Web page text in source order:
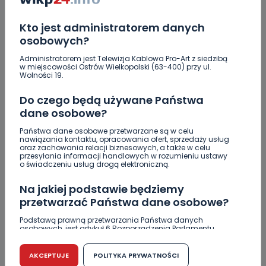
Kto jest administratorem danych
osobowych?
Administratorem jest Telewizja Kablowa Pro-Art z siedzibą
w miejscowości Ostrów Wielkopolski (63-400) przy ul.
Wolności 19.
Do czego będą używane Państwa
dane osobowe?
Państwa dane osobowe przetwarzane są w celu
nawiązania kontaktu, opracowania ofert, sprzedaży usług
oraz zachowania relacji biznesowych, a także w celu
przesyłania informacji handlowych w rozumieniu ustawy
o świadczeniu usług drogą elektroniczną.
Na jakiej podstawie będziemy
przetwarzać Państwa dane osobowe?
Podstawą prawną przetwarzania Państwa danych
osobowych, jest artykuł 6 Rozporządzenia Parlamentu
r. w sprawie ochrony osób fizycznych w związku z
przetwarzaniem danych osobowych w sprawie
swobodnego przepływu takich danych oraz uchylenia
AKCEPTUJE POLITYKA PRYWATNOŚCI
policją
Czysty magnez z potasem – dlaczego warto
zajrzeć do wyników z laboratorium?
Utrudnienia na Ledóchowskiego jeszcze do końca
wakacji
Policja ostrzega: wakacje to raj dla włamywaczy
[WIDEO]
Greg Hancock z wizytą w Ostrowie Wielkopolskim.
Wspiera amerykańskie talenty [WIDEO]
Skomentuj ten wpis jako pierwszy!
DOŁĄCZ DO DYSKUSJI